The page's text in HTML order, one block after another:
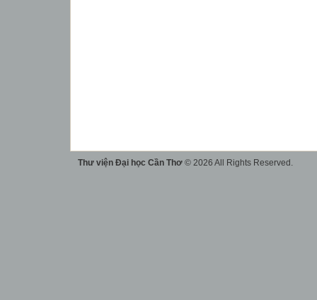
Thư viện Đại học Cần Thơ © 2026 All Rights Reserved.